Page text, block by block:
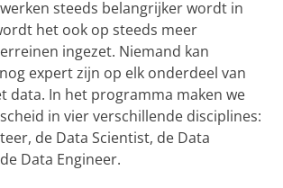
steeds belangrijker wordt in
het ook op steeds meer
ingezet. Niemand kan
expert zijn op elk onderdeel van
data. In het programma maken we
in vier verschillende disciplines:
de Data Scientist, de Data
Data Engineer.